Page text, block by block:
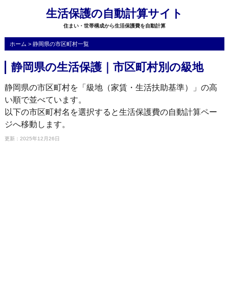
生活保護の自動計算サイト
住まい・世帯構成から生活保護費を自動計算
ホーム > 静岡県の市区町村一覧
静岡県の生活保護｜市区町村別の級地
静岡県の市区町村を「級地（家賃・生活扶助基準）」の高
い順で並べています。
以下の市区町村名を選択すると生活保護費の自動計算ペー
ジへ移動します。
更新：2025年12月26日